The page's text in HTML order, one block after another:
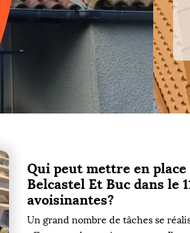
Qui peut mettre en
Belcastel Et Buc dans le
avoisinantes?
Un grand nombre de tâches se